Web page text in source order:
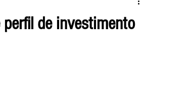
de investimento